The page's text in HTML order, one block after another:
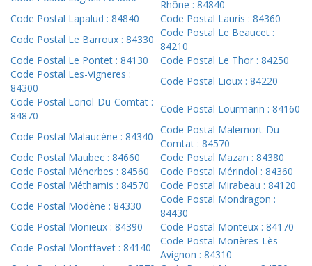
Rhône : 84840
Code Postal Lapalud : 84840
Code Postal Lauris : 84360
Code Postal Le Barroux : 84330
Code Postal Le Beaucet :
84210
Code Postal Le Pontet : 84130
Code Postal Le Thor : 84250
Code Postal Les-Vigneres :
84300
Code Postal Lioux : 84220
Code Postal Loriol-Du-Comtat :
84870
Code Postal Lourmarin : 84160
Code Postal Malaucène : 84340
Code Postal Malemort-Du-
Comtat : 84570
Code Postal Maubec : 84660
Code Postal Mazan : 84380
Code Postal Ménerbes : 84560
Code Postal Mérindol : 84360
Code Postal Méthamis : 84570
Code Postal Mirabeau : 84120
Code Postal Modène : 84330
Code Postal Mondragon :
84430
Code Postal Monieux : 84390
Code Postal Monteux : 84170
Code Postal Montfavet : 84140
Code Postal Morières-Lès-
Avignon : 84310